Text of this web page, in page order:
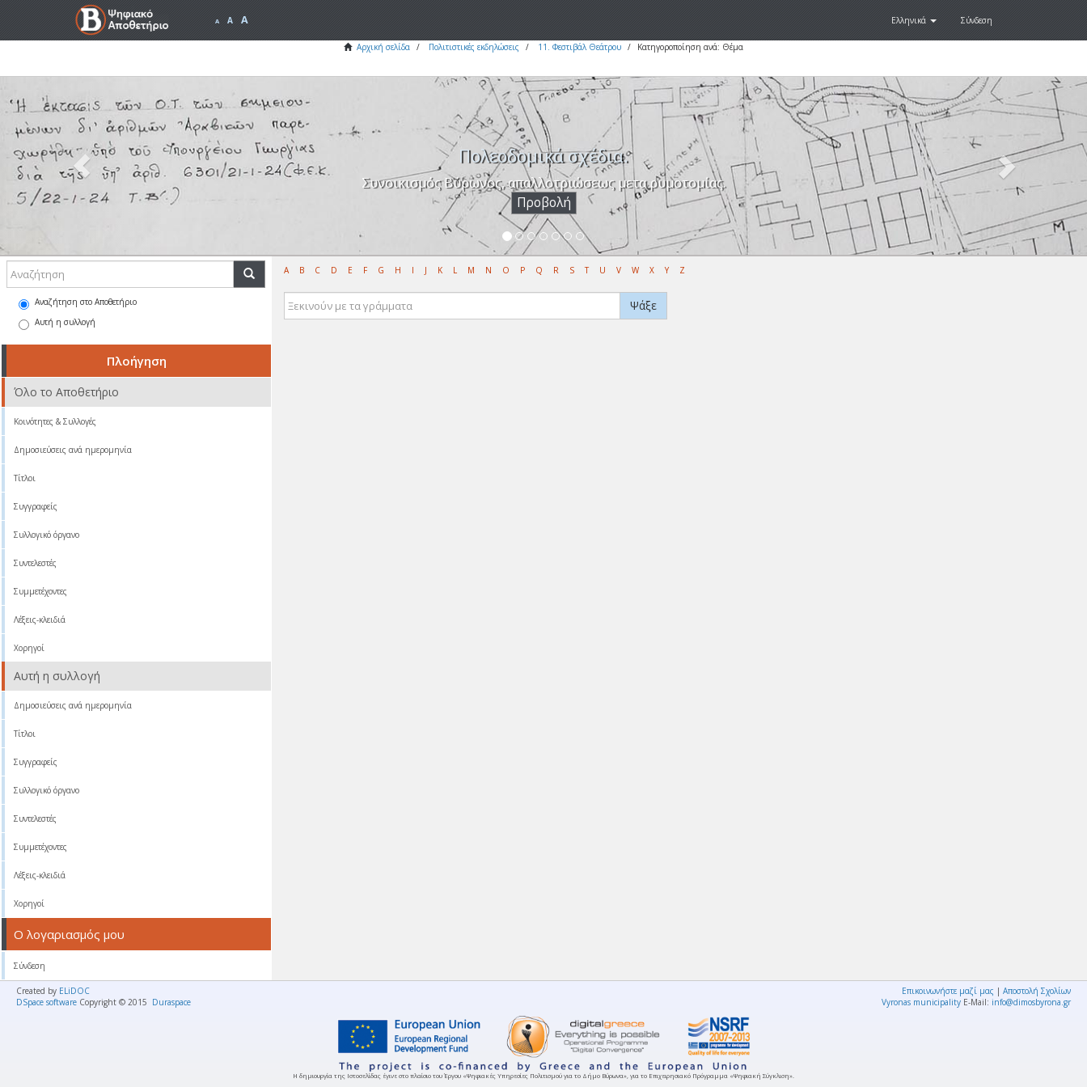
A A A Ελληνικά Σύνδεση
Αρχική σελίδα Πολιτιστικές εκδηλώσεις 11. Φεστιβάλ Θεάτρου Κατηγοροποίηση ανά: Θέμα
Πολεοδομικά σχέδια.
Συνοικισμός Βύρωνος, απαλλοτριώσεως μετα ρυμοτομίας.
Προβολή
Next
A B C D E F G H I J K L M N O P Q R S T U V W X Y Z
Ψάξε
Αναζήτηση στο Αποθετήριο
Αυτή η συλλογή
Πλοήγηση
Όλο το Αποθετήριο
Κοινότητες & Συλλογές
Δημοσιεύσεις ανά ημερομηνία
Τίτλοι
Συγγραφείς
Συλλογικό όργανο
Συντελεστές
Συμμετέχοντες
Λέξεις-κλειδιά
Χορηγοί
Αυτή η συλλογή
Δημοσιεύσεις ανά ημερομηνία
Τίτλοι
Συγγραφείς
Συλλογικό όργανο
Συντελεστές
Συμμετέχοντες
Λέξεις-κλειδιά
Χορηγοί
Ο λογαριασμός μου
Σύνδεση
Επικοινωνήστε μαζί μας | Αποστολή Σχολίων
Vyronas municipality E-Mail: info@dimosbyrona.gr
Created by ELiDOC
DSpace software Copyright © 2015 Duraspace
Η δημιουργία της Ιστοσελίδας έγινε στο πλαίσιο του Έργου «Ψηφιακές Υπηρεσίες Πολιτισμού για το Δήμο Βύρωνα», για το Επιχειρησιακό Πρόγραμμα «Ψηφιακή Σύγκλιση».